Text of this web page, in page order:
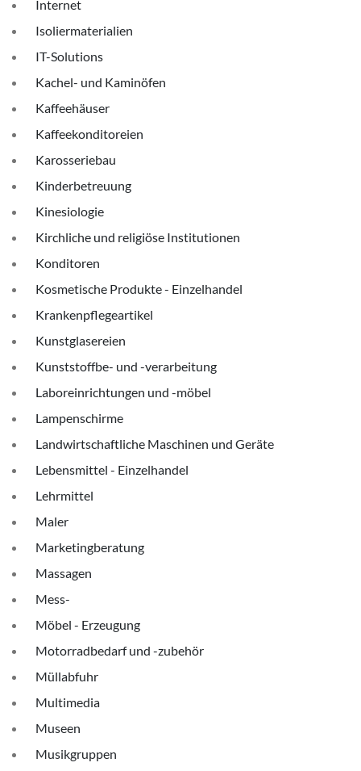
Internet
Isoliermaterialien
IT-Solutions
Kachel- und Kaminöfen
Kaffeehäuser
Kaffeekonditoreien
Karosseriebau
Kinderbetreuung
Kinesiologie
Kirchliche und religiöse Institutionen
Konditoren
Kosmetische Produkte - Einzelhandel
Krankenpflegeartikel
Kunstglasereien
Kunststoffbe- und -verarbeitung
Laboreinrichtungen und -möbel
Lampenschirme
Landwirtschaftliche Maschinen und Geräte
Lebensmittel - Einzelhandel
Lehrmittel
Maler
Marketingberatung
Massagen
Mess-
Möbel - Erzeugung
Motorradbedarf und -zubehör
Müllabfuhr
Multimedia
Museen
Musikgruppen